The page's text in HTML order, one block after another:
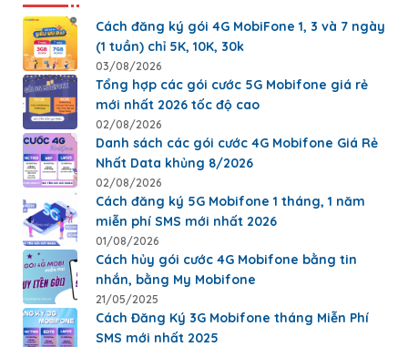
Cách đăng ký gói 4G MobiFone 1, 3 và 7 ngày
(1 tuần) chỉ 5K, 10K, 30k
03/08/2026
Tổng hợp các gói cước 5G Mobifone giá rẻ
mới nhất 2026 tốc độ cao
02/08/2026
Danh sách các gói cước 4G Mobifone Giá Rẻ
Nhất Data khủng 8/2026
02/08/2026
Cách đăng ký 5G Mobifone 1 tháng, 1 năm
miễn phí SMS mới nhất 2026
01/08/2026
Cách hủy gói cước 4G Mobifone bằng tin
nhắn, bằng My Mobifone
21/05/2025
Cách Đăng Ký 3G Mobifone tháng Miễn Phí
SMS mới nhất 2025